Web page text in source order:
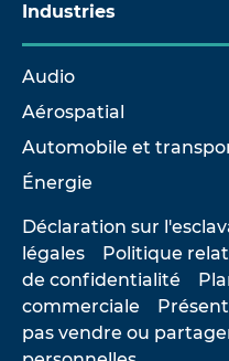
Industries
Audio
Aérospatial
Automobile et
Énergie
Déclaration sur
légales
Politique
de confidentialité
commerciale
pas vendre ou